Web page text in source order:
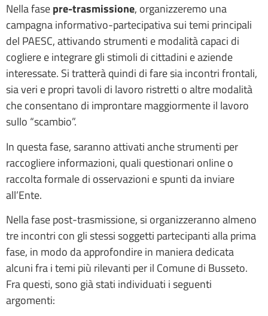
Nella fasepre-trasmissione, organizzeremo una
campagna informativo-partecipativa sui temi principali
del PAESC, attivando strumenti e modalità capaci di
cogliere e integrare gli stimoli di cittadini e aziende
interessate. Si tratterà quindi di fare sia incontri frontali,
sia veri e propri tavoli di lavoro ristretti o altre modalità
che consentano di improntare maggiormente il lavoro
sullo “scambio”.
In questa fase, saranno attivati anche strumenti per
raccogliere informazioni, quali questionari online o
raccolta formale di osservazioni e spunti da inviare
all’Ente.
Nella fase post-trasmissione, si organizzeranno almeno
tre incontri con gli stessi soggetti partecipanti alla prima
fase, in modo da approfondire in maniera dedicata
alcuni fra i temi più rilevanti per il Comune di Busseto.
Fra questi, sono già stati individuati i seguenti
argomenti: